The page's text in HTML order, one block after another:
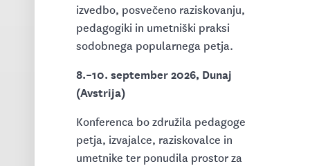
izvedbo, posvečeno raziskovanju,
pedagogiki in umetniški praksi
sodobnega popularnega petja.
8.–10. september 2026, Dunaj
(Avstrija)
Konferenca bo združila pedagoge
petja, izvajalce, raziskovalce in
umetnike ter ponudila prostor za